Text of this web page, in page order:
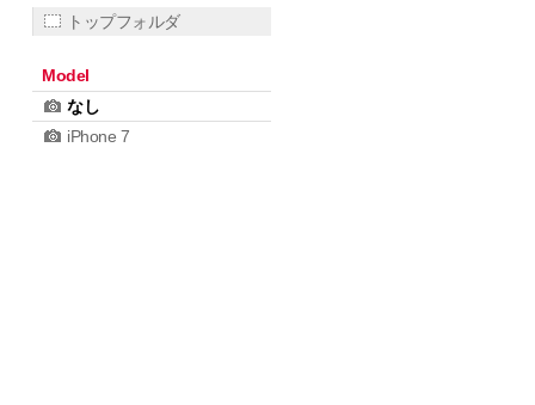
トップフォルダ
Model
なし
iPhone 7